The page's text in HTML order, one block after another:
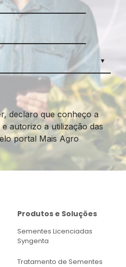
declaro que conheço a
autorizo a utilização das
portal Mais Agro
Produtos e Soluções
Sementes Licenciadas
Syngenta
Tratamento de Sementes